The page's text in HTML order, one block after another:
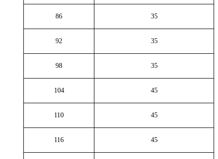
86 35
92 35
98 35
104 45
110 45
116 45